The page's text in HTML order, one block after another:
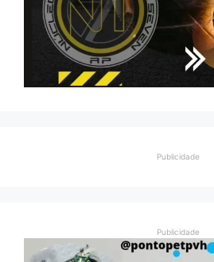
Publicidade
Publicidade